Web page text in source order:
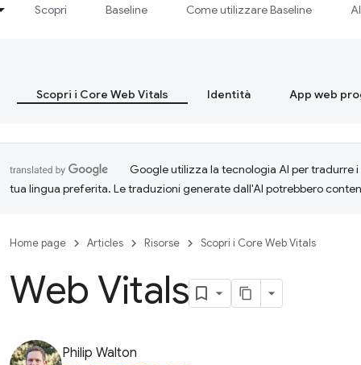
Scopri Baseline Come utilizzare Baseline
Scopri i Core Web Vitals Identità App web
Google utilizza la tecnologia AI per tradurre
tua lingua preferita. Le traduzioni generate dall'AI potrebbero
Home page Articles Risorse Scopri i Core Web Vitals
Web Vitals
Philip Walton